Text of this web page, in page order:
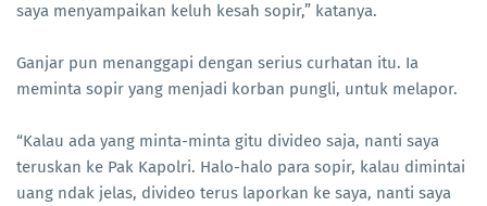
saya menyampaikan keluh kesah sopir,” katanya.
Ganjar pun menanggapi dengan serius curhatan itu. Ia
meminta sopir yang menjadi korban pungli, untuk melapor.
“Kalau ada yang minta-minta gitu divideo saja, nanti saya
teruskan ke Pak Kapolri. Halo-halo para sopir, kalau dimintai
uang ndak jelas, divideo terus laporkan ke saya, nanti saya